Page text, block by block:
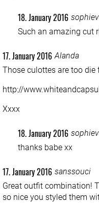
18. January 2016
Such an amazing cut
Alanda
17. January 2016
Those culottes are too die
http://
Xxxx
18. January 2016
thanks babe xx
sanssouci
17. January 2016
Great outfit combination!
so nice you styled them